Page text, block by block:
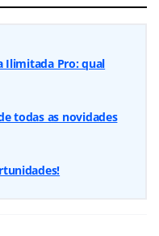
Ilimitada Pro: qual
todas as novidades